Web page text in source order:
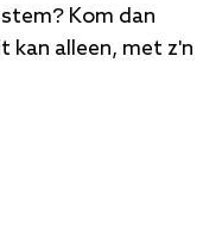
Kom dan
kan alleen, met z'n